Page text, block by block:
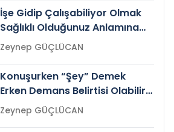
İşe Gidip Çalışabiliyor Olmak
Sağlıklı Olduğunuz Anlamına
Gelir mi?Zeynep GÜÇLÜCAN
Konuşurken “Şey” Demek
Erken Demans Belirtisi Olabilir
mi?
Zeynep GÜÇLÜCAN